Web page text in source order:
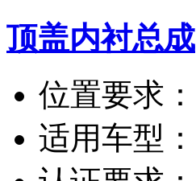
顶盖内衬总成
位置要求：
适用车型：